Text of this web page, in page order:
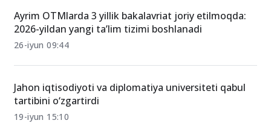
Ayrim OTMlarda 3 yillik bakalavriat joriy etilmoqda:
2026-yildan yangi ta’lim tizimi boshlanadi
26-iyun 09:44
Jahon iqtisodiyoti va diplomatiya universiteti qabul
tartibini o‘zgartirdi
19-iyun 15:10